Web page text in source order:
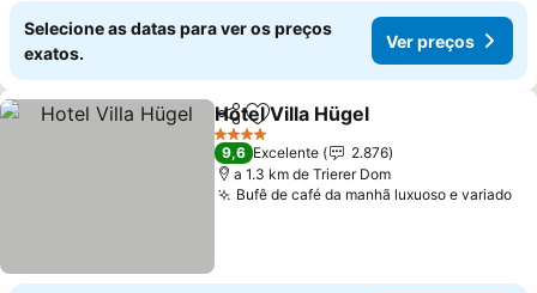
Selecione as datas para ver os preços
exatos.
Ver preços
PartilharAdicionar aos favoritos
Hotel Villa Hügel
4 Estrelas
9,6 Excelente
2.876
a 1.3 km de Trierer Dom
Bufê de café da manhã luxuoso e variado